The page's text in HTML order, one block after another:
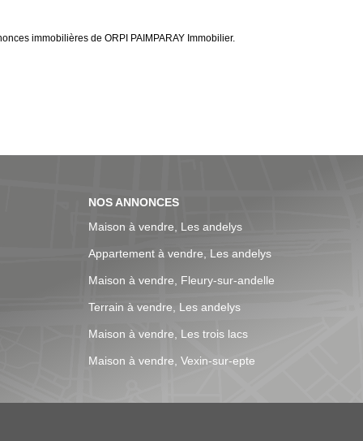
immobilières de ORPI PAIMPARAY Immobilier.
NOS ANNONCES
Maison à vendre, Les andelys
Appartement à vendre, Les andelys
Maison à vendre, Fleury-sur-andelle
Terrain à vendre, Les andelys
Maison à vendre, Les trois lacs
Maison à vendre, Vexin-sur-epte